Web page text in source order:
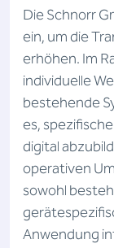
Die Schnorr
ein, um die
erhöhen. Im
individuelle
bestehende
es,
digital
operativen
sowohl
Anwendung